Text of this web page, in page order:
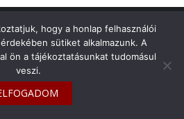
Toyota Klub Magyarország
hogy a honlap felhasználói
sütiket alkalmazunk. A
ön a tájékoztatásunkat tudomásul
veszi.